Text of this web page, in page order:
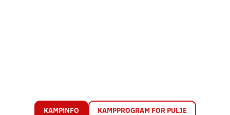
KAMPINFO KAMPPROGRAM FOR PULJE